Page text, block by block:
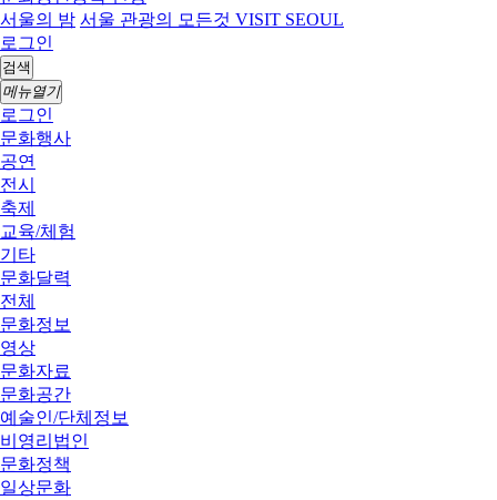
서울의 밤 서울 관광의 모든것 VISIT SEOUL
로그인
검색
메뉴열기
로그인
문화행사
공연
전시
축제
교육/체험
기타
문화달력
전체
문화정보
영상
문화자료
문화공간
예술인/단체정보
비영리법인
문화정책
일상문화